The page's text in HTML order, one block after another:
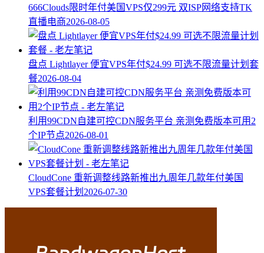
666Clouds限时年付美国VPS仅299元 双ISP网络支持TK
直播电商2026-08-05
盘点 Lightlayer 便宜VPS年付$24.99 可选不限流量计划套
餐2026-08-04
利用99CDN自建可控CDN服务平台 亲测免费版本可用2
个IP节点2026-08-01
CloudCone 重新调整线路新推出九周年几款年付美国
VPS套餐计划 2026-07-30